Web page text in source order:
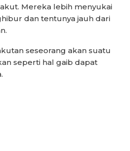
Mereka lebih menyukai
dan tentunya jauh dari
seseorang akan suatu
seperti hal gaib dapat